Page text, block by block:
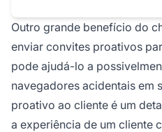
Outro grande benefício do
enviar convites proativos
pode ajudá-lo a
navegadores acidentais em
proativo ao cliente é um
a experiência de um cliente